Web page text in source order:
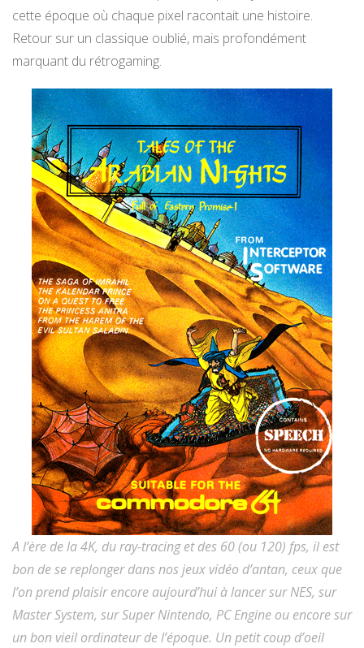
cette époque où chaque pixel racontait une histoire.
Retour sur un classique oublié, mais profondément
marquant du rétrogaming.
A l’ère de la 4K, du ray-tracing et des 60 (ou 120) fps, il est
bon de se replonger dans nos jeux vidéo d’antan, ceux que
l’on prend plaisir encore aujourd’hui à lancer sur NES, sur
Master System, sur Super Nintendo, PC Engine ou encore sur
un bon vieil ordinateur de l’époque. Un petit coup d’oeil